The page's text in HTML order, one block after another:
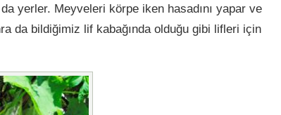
yerler. Meyveleri körpe iken hasadını yapar ve
da bildiğimiz lif kabağında olduğu gibi lifleri için